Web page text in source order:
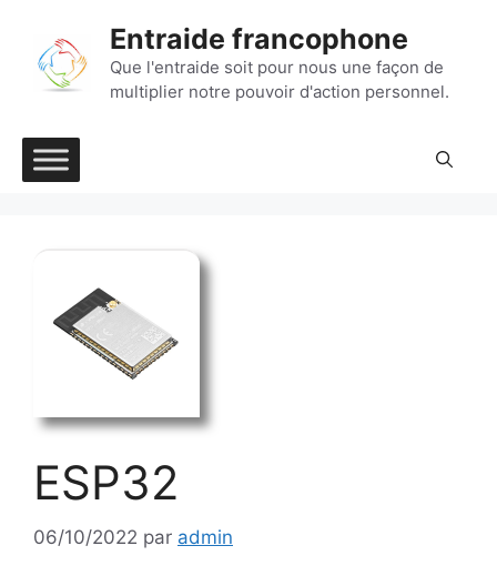
contenu
Entraide francophone
Que l'entraide soit pour nous une façon de
multiplier notre pouvoir d'action personnel.
ESP32
06/10/2022 par admin